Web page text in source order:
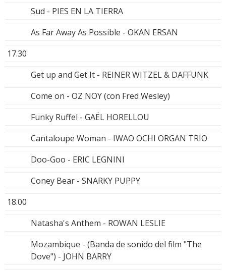
Sud - PIES EN LA TIERRA
As Far Away As Possible - OKAN ERSAN
17.30
Get up and Get It - REINER WITZEL & DAFFUNK
Come on - OZ NOY (con Fred Wesley)
Funky Ruffel - GAËL HORELLOU
Cantaloupe Woman - IWAO OCHI ORGAN TRIO
Doo-Goo - ERIC LEGNINI
Coney Bear - SNARKY PUPPY
18.00
Natasha's Anthem - ROWAN LESLIE
Mozambique - (Banda de sonido del film "The
Dove") - JOHN BARRY